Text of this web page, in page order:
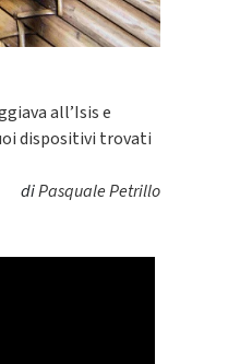
all’Isis e
dispositivi trovati
diPasquale Petrillo